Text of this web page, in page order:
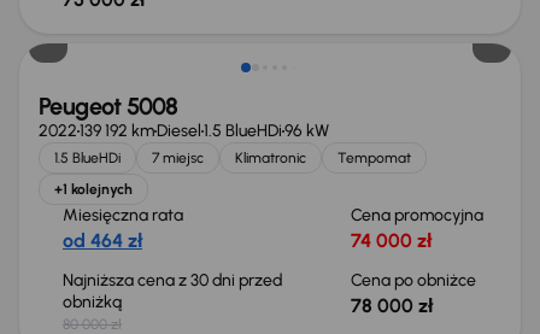
Taniej o 2 000 zł
Peugeot 5008
2022139 192 kmDiesel1.5 BlueHDi96 kW
1.5 BlueHDi 7 miejsc Klimatronic
Tempomat
+1 kolejnych
Miesięczna rata
od 464 zł
Cena promocyjna
74 000 zł
Najniższa cena z 30 dni przed
obniżką
80 000 zł
Cena po obniżce
78 000 zł